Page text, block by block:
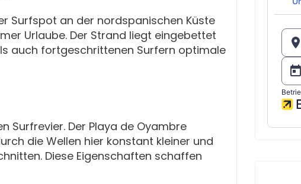
Surfspot an der nordspanischen Küste
Urlaube. Der Strand liegt eingebettet
auch fortgeschrittenen Surfern optimale
Surfrevier. Der Playa de Oyambre
die Wellen hier konstant kleiner und
Diese Eigenschaften schaffen